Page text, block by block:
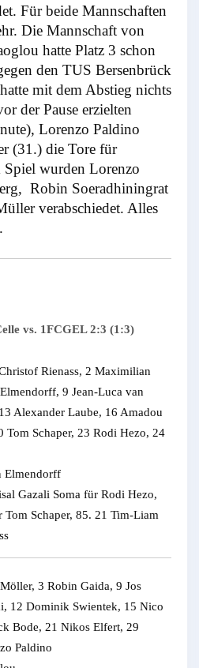
Für beide Mannschaften
Die Mannschaft von
hatte Platz 3 schon
den TUS Bersenbrück
mit dem Abstieg nichts
der Pause erzielten
Lorenzo Paldino
(31.) die Tore für
Spiel wurden Lorenzo
Robin Soeradhiningrat
verabschiedet. Alles
vs. 1FCGEL 2:3 (1:3)
Rienass, 2 Maximilian
9 Jean-Luca van
Alexander Laube, 16 Amadou
Tom Schaper, 23 Rodi Hezo, 24
Elmendorff
Gazali Soma für Rodi Hezo,
Schaper, 85. 21 Tim-Liam
3 Robin Gaida, 9 Jos
12 Dominik Swientek, 15 Nico
Bode, 21 Nikos Elfert, 29
Paldino